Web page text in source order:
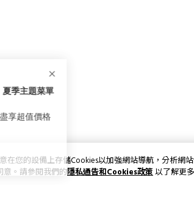
在您的設備上存儲Cookies以加強網站導航，分析網
意。請參閱我們的隱私通告和Cookies政策以了解更